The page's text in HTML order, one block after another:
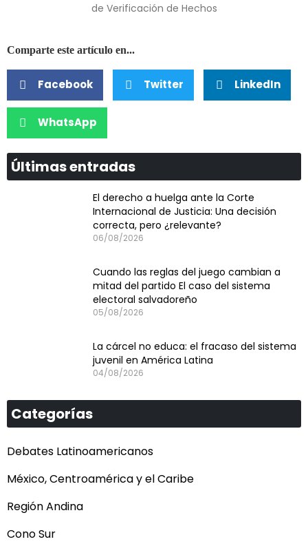
de Verificación de Hechos
Comparte este artículo en...
Facebook Twitter LinkedIn
WhatsApp
Últimas entradas
El derecho a huelga ante la Corte
Internacional de Justicia: Una decisión
correcta, pero ¿relevante?
06/08/2026
Cuando las reglas del juego cambian a
mitad del partido El caso del sistema
electoral salvadoreño
05/08/2026
La cárcel no educa: el fracaso del sistema
juvenil en América Latina
04/08/2026
Categorías
Debates Latinoamericanos
México, Centroamérica y el Caribe
Región Andina
Cono Sur